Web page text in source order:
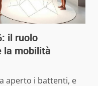
il ruolo
la mobilità
aperto i battenti, e